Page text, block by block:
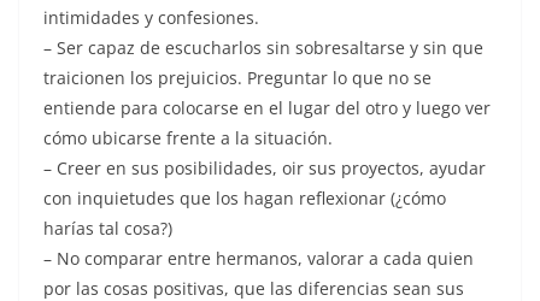
intimidades y confesiones.
– Ser capaz de escucharlos sin sobresaltarse y sin que
traicionen los prejuicios. Preguntar lo que no se
entiende para colocarse en el lugar del otro y luego ver
cómo ubicarse frente a la situación.
– Creer en sus posibilidades, oir sus proyectos, ayudar
con inquietudes que los hagan reflexionar (¿cómo
harías tal cosa?)
– No comparar entre hermanos, valorar a cada quien
por las cosas positivas, que las diferencias sean sus